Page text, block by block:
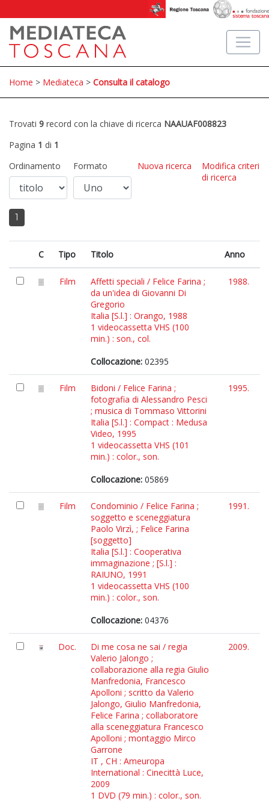
Home > Mediateca > Consulta il catalogo
Trovati 9 record con la chiave di ricerca NAAUAF008823
Pagina 1 di 1
Ordinamento
Formato Nuova ricerca
Modifica criteri
di ricerca
1
C Tipo Titolo Anno
Film
Affetti speciali / Felice Farina ;
da un'idea di Giovanni Di
Gregorio
Italia [S.l.] : Orango, 1988
1 videocassetta VHS (100
min.) : son., col.
Collocazione: 02395
1988.
Film
Bidoni / Felice Farina ;
fotografia di Alessandro Pesci
; musica di Tommaso Vittorini
Italia [S.l.] : Compact : Medusa
Video, 1995
1 videocassetta VHS (101
min.) : color., son.
Collocazione: 05869
1995.
Film
Condominio / Felice Farina ;
soggetto e sceneggiatura
Paolo Virzì, ; Felice Farina
[soggetto]
Italia [S.l.] : Cooperativa
immaginazione ; [S.l.] :
RAIUNO, 1991
1 videocassetta VHS (100
min.) : color., son.
Collocazione: 04376
1991.
Doc.
Di me cosa ne sai / regia
Valerio Jalongo ;
collaborazione alla regia Giulio
Manfredonia, Francesco
Apolloni ; scritto da Valerio
Jalongo, Giulio Manfredonia,
Felice Farina ; collaboratore
alla sceneggiatura Francesco
Apolloni ; montaggio Mirco
Garrone
IT , CH : Ameuropa
International : Cinecittà Luce,
2009
1 DVD (79 min.) : color., son.
2009.